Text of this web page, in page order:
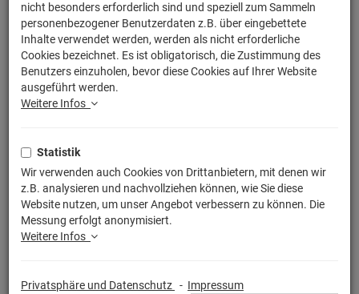
nicht besonders erforderlich sind und speziell zum Sammeln
personenbezogener Benutzerdaten z.B. über eingebettete
Inhalte verwendet werden, werden als nicht erforderliche
Cookies bezeichnet. Es ist obligatorisch, die Zustimmung des
Benutzers einzuholen, bevor diese Cookies auf Ihrer Website
ausgeführt werden.
Weitere Infos
Statistik
Wir verwenden auch Cookies von Drittanbietern, mit denen wir
z.B. analysieren und nachvollziehen können, wie Sie diese
Website nutzen, um unser Angebot verbessern zu können. Die
Messung erfolgt anonymisiert.
Weitere Infos
Privatsphäre und Datenschutz - Impressum